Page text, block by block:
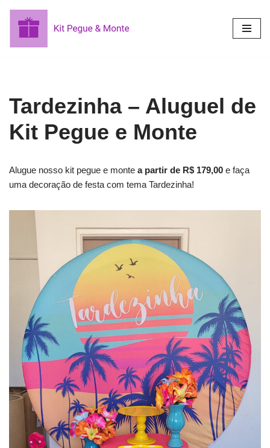
para
Tardezinha – Aluguel de
Kit Pegue e Monte
Alugue nosso kit pegue e monte a partir de R$ 179,00 e faça
uma decoração de festa com tema Tardezinha!